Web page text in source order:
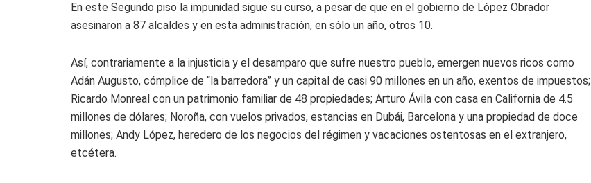
En este Segundo piso la impunidad sigue su curso, a pesar de que en el gobierno de López Obrador
asesinaron a 87 alcaldes y en esta administración, en sólo un año, otros 10.
Así, contrariamente a la injusticia y el desamparo que sufre nuestro pueblo, emergen nuevos ricos como
Adán Augusto, cómplice de “la barredora” y un capital de casi 90 millones en un año, exentos de impuestos;
Ricardo Monreal con un patrimonio familiar de 48 propiedades; Arturo Ávila con casa en California de 4.5
millones de dólares; Noroña, con vuelos privados, estancias en Dubái, Barcelona y una propiedad de doce
millones; Andy López, heredero de los negocios del régimen y vacaciones ostentosas en el extranjero,
etcétera.